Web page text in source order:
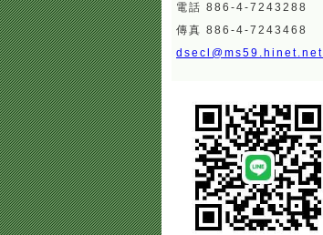
電話 886-4-7243288
傳真 886-4-7243468
dsecl@ms59.hinet.net